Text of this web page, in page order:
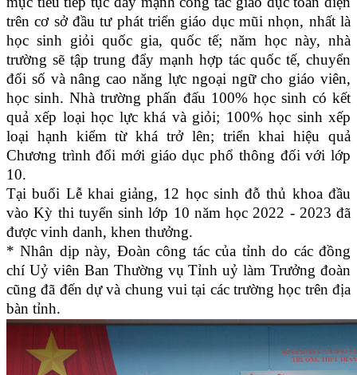
trên cơ sở đầu tư phát triển giáo dục mũi nhọn, nhất là
học sinh giỏi quốc gia, quốc tế; năm học này, nhà
trường sẽ tập trung đẩy mạnh hợp tác quốc tế, chuyển
đổi số và nâng cao năng lực ngoại ngữ cho giáo viên,
học sinh. Nhà trường phấn đấu 100% học sinh có kết
quả xếp loại học lực khá và giỏi; 100% học sinh xếp
loại hạnh kiểm từ khá trở lên; triển khai hiệu quả
Chương trình đổi mới giáo dục phổ thông đối với lớp
10.
Tại buổi Lễ khai giảng, 12 học sinh đỗ thủ khoa đầu
vào Kỳ thi tuyển sinh lớp 10 năm học 2022 - 2023 đã
được vinh danh, khen thưởng.
* Nhân dịp này, Đoàn công tác của tỉnh do các đồng
chí Uỷ viên Ban Thường vụ Tỉnh uỷ làm Trưởng đoàn
cũng đã đến dự và chung vui tại các trường học trên địa
bàn tỉnh.